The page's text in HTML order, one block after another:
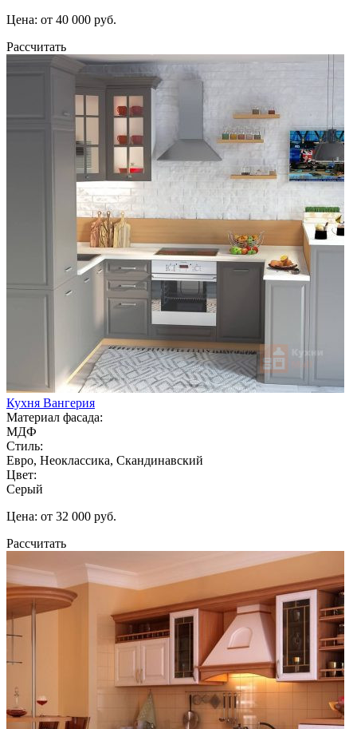
Цена: от 40 000 руб.
Рассчитать
Кухня Вангерия
Материал фасада:
МДФ
Стиль:
Евро, Неоклассика, Скандинавский
Цвет:
Серый
Цена: от 32 000 руб.
Рассчитать